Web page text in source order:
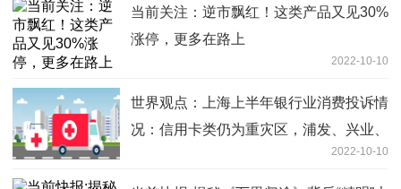
当前关注：逆市飘红！这类产品又见30%
涨停，更多在路上
2022-10-10
世界观点：上海上半年银行业消费投诉情
况：信用卡类仍为重灾区，浦发、兴业、
2022-10-10